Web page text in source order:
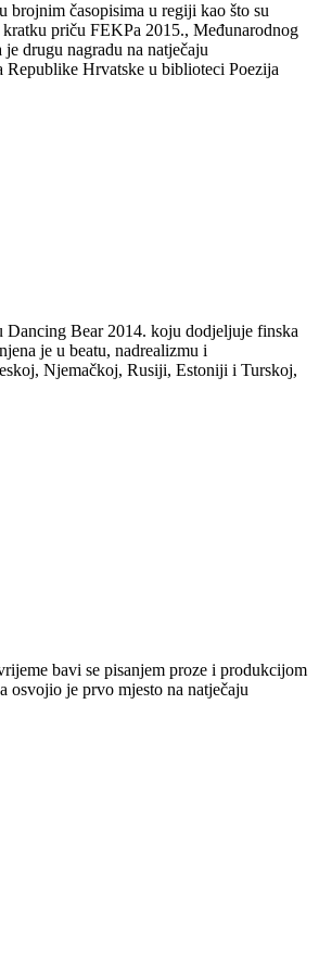
časopisima u regiji kao što su
priču FEKPa 2015., Međunarodnog
drugu nagradu na natječaju
Hrvatske u biblioteci Poezija
Bear 2014. koju dodjeljuje finska
je u beatu, nadrealizmu i
Njemačkoj, Rusiji, Estoniji i Turskoj,
bavi se pisanjem proze i produkcijom
osvojio je prvo mjesto na natječaju